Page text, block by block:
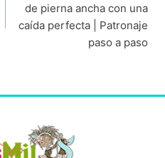
de pierna ancha con una
caída perfecta | Patronaje
paso a paso